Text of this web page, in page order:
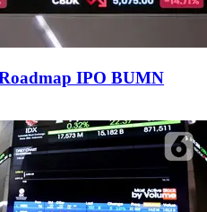
IPO BUMN